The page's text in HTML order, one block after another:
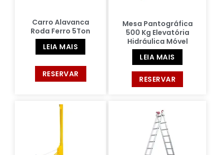
Carro Alavanca
Roda Ferro 5Ton
LEIA MAIS
RESERVAR
Mesa Pantográfica
500 Kg Elevatória
Hidráulica Móvel
LEIA MAIS
RESERVAR